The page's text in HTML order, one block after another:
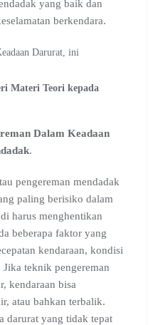
yang baik dan
berkendara.
Materi Teori kepada
Dalam Keadaan
.
pengereman mendadak
paling berisiko dalam
harus menghentikan
beberapa faktor yang
kendaraan, kondisi
teknik pengereman
kendaraan bisa
atau bahkan terbalik.
darurat yang tidak tepat